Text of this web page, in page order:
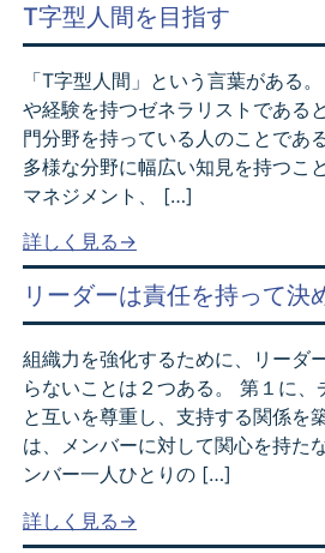
T字型人間を目指す
「T字型人間」という言葉がある
や経験を持つゼネラリストである
門分野を持っている人のことであ
多様な分野に幅広い知見を持つこ
マネジメント、 […]
詳しく見る→
リーダーは責任を持って決
組織力を強化するために、リーダ
らないことは２つある。 第１に、
と互いを尊重し、支持する関係を
は、メンバーに対して関心を持た
ンバー一人ひとりの […]
詳しく見る→